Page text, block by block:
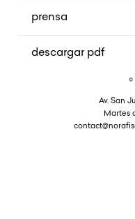
prensa
descargar pdf
©
Av. San
Martes